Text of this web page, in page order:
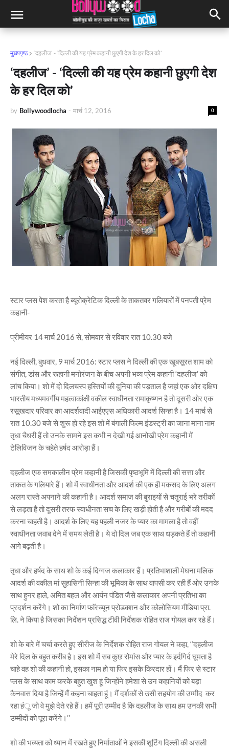
मुख्यपृष्ठ ‘दहलीज’ - ‘दिल्ली की यह प्रेम कहानी छुएगी देश के हर दिल को’
‘दहलीज’ - ‘दिल्ली की यह प्रेम कहानी छुएगी देश
के हर दिल को’
by Bollywoodlocha 0
- मार्च 12, 2016
स्टार प्लस पेश करता है ब्यूरोक्रेटिक दिल्ली के ताकतवर गलियारों में पनपती प्रेम
कहानी-
प्रीमीयर 14 मार्च 2016 से, सोमवार से रविवार रात 10.30 बजे
नई दिल्ली, बुधवार, 9 मार्च 2016: स्टार प्लस ने दिल्ली की एक खूबसूरत शाम को
संगीत, डांस और रूहानी मनोरंजन के बीच अपनी भव्य प्रेम कहानी ‘दहलीज’ को
लांच किया। शो में दो दिलचस्प हस्तियों की दुनिया की पड़ताल है जहां एक ओर दक्षिण
भारतीय मध्यमवर्गीय महत्वाकांक्षी वकील स्वाधीनता रामाकृष्णन है तो दूसरी ओर एक
रसूखदार परिवार का आदर्शवादी आईएएस अधिकारी आदर्श सिन्हा है। 14 मार्च से
रात 10.30 बजे से शुरू हो रहे इस शो में बंगाली फिल्म इंडस्ट्री का जाना माना नाम
तृधा चैधरी हैं तो उनके सामने इस कभी न देखी गई आनोखी प्रेम कहानी में
टेलिविजन के चहेते हर्षद आरोड़ा हैं।
दहलीज एक समकालीन प्रेम कहानी है जिसकी पृष्ठभूमि में दिल्ली की सत्ता और
ताकत के गलियारे हैं। शो में स्वाधीनता और आदर्श की एक ही मकसद के लिए अलग
अलग रास्ते अपनाने की कहानी है। आदर्श समाज की बुराइयों से चतुराई भरे तरीकों
से लड़ता है तो दूसरी तरफ स्वाधीनता सच के लिए खड़ी होती है और गरीबों की मदद
करना चाहती है। आदर्श के लिए यह पहली नजर के प्यार का मामला है तो वहीं
स्वाधीनता जवाब देने में समय लेती है। ये दो दिल जब एक साथ धड़कते हैं तो कहानी
आगे बढ़ती है।
तृधा और हर्षद के साथ शो के कई दिग्गज कलाकार हैं। प्रतिभाशाली मेघना मलिक
आदर्श की वकील मां सुहासिनी सिन्हा की भूमिका के साथ वापसी कर रही हैं ओर उनके
साथ हुनर हाले, अमित बहल और आर्यन पंडित जैसे कलाकार अपनी प्रतिभा का
प्रदर्शन करेंगे। शो का निर्माण फाॅरच्यून प्रोडक्शन और कोलोसियम मीडिया प्रा.
लि. ने किया है जिसका निर्देशन प्रसिद्ध टीवी निर्देशक रोहित राज गोयल कर रहे हैं।
शो के बारे में चर्चा करते हुए सीरीज के निर्देशक रोहित राज गोयल ने कहा, ‘‘दहलीज
मेरे दिल के बहुत करीब है। इस शो में सब कुछ रोमांस और प्यार के इर्दगिर्द घूमता है
चाहे वह शो की कहानी हो, इसका नाम हो या फिर इसके किरदार हों। मैं फिर से स्टार
प्लस के साथ काम करके बहुत खुश हूं जिन्होंने हमेशा से उन कहानियों को बड़ा
कैनवास दिया है जिन्हें मैं कहना चाहता हूं। मैं दर्शकों से उसी सहयोग की उम्मीद कर
रहा हंू जो वे मुझे देते रहे हैं। हमें पूरी उम्मीद है कि दहलीज के साथ हम उनकी सभी
उम्मीदों को पूरा करेंगे।’’
शो की भव्यता को ध्यान में रखते हुए निर्माताओं ने इसकी शूटिंग दिल्ली की असली